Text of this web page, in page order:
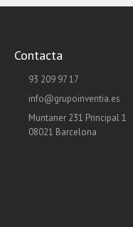
Contacta
93 209 97 17
info@grupoinventia.es
Muntaner 231 Principal 1
08021 Barcelona